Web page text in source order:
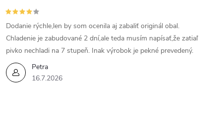
Petra
16.7.2026
Dodanie rýchle,len by som ocenila aj zabaliť originál obal.
Chladenie je zabudované 2 dní,ale teda musím napísať,že zatiaľ
pivko nechladi na 7 stupeň. Inak výrobok je pekné prevedený.